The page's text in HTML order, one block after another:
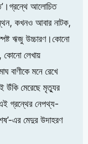
আলোচিত
কখনও আবার নাটক,
ঋজু উচ্চারণ।কোনো
কোনো লেখায়
বাণীকে মনে রেখে
উঁকি মেরেছে মৃত্যুর
গ্রন্থের নেপথ্য-
এর মেদুর উদাহরণ